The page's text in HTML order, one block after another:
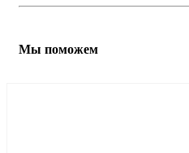
Мы поможем